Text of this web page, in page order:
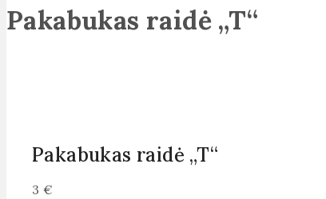
Pakabukas raidė „T“
Pakabukas raidė „T“
3 €